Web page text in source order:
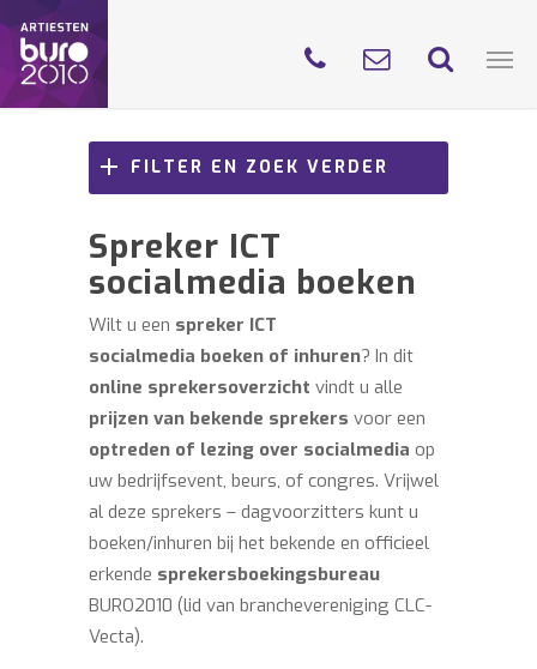
FILTER EN ZOEK VERDER
Spreker ICT
socialmedia boeken
Wilt u een spreker ICT
socialmedia boeken of inhuren? In dit
online sprekersoverzicht vindt u alle
prijzen van bekende sprekers voor een
optreden of lezing over socialmedia op
uw bedrijfsevent, beurs, of congres. Vrijwel
al deze sprekers – dagvoorzitters kunt u
boeken/inhuren bij het bekende en officieel
erkende sprekersboekingsbureau
BURO2010 (lid van branchevereniging CLC-
Vecta).